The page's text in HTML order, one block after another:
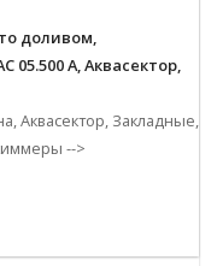
доливом,
05.500 А, Аквасектор,
Аквасектор, Закладные,
-->